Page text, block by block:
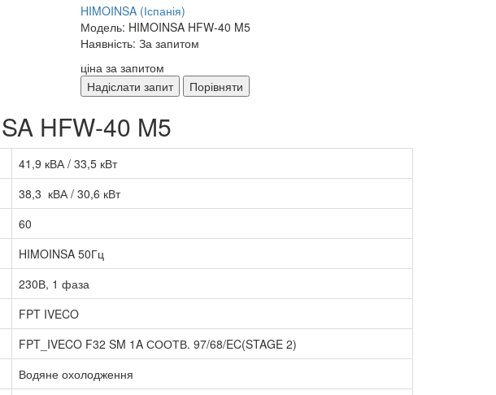
HIMOINSA (Іспанія)
Модель: HIMOINSA HFW-40 M5
Наявність: За запитом
ціна за запитом
Надіслати запит
Порівняти
HFW-40 M5
41,9 кВА / 33,5 кВт
38,3 кВА / 30,6 кВт
60
HIMOINSA 50Гц
230В, 1 фаза
FPT IVECO
FPT_IVECO F32 SM 1A СООТВ. 97/68/EC(STAGE 2)
Водяне охолодження